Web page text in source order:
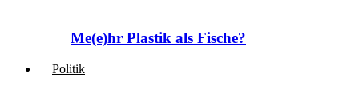
Me(e)hr Plastik als Fische?
Politik